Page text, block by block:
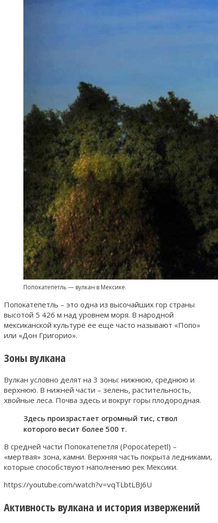
Попокатепетль — вулкан в Мексике.
Попокатепетль – это одна из высочайших гор страны
высотой 5 426 м над уровнем моря. В народной
мексиканской культуре ее еще часто называют «Попо»
или «Дон Григорио».
Зоны вулкана
Вулкан условно делят на 3 зоны: нижнюю, среднюю и
верхнюю. В нижней части – зелень, растительность,
хвойные леса. Почва здесь и вокруг горы плодородная.
Здесь произрастает огромный тис, ствол
которого весит более 500 т.
В средней части Попокатепетля (Popocatepetl) –
«мертвая» зона, камни. Верхняя часть покрыта ледниками,
которые способствуют наполнению рек Мексики.
https://youtube.com/watch?v=vqTLbtLBJ6U
Активность вулкана и история извержений